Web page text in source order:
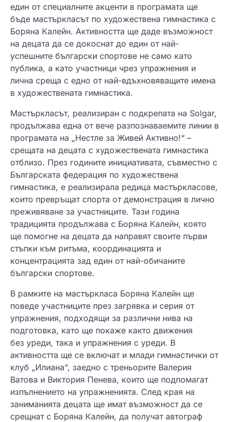
един от специалните акценти в програмата ще
бъде мастъркласът по художествена гимнастика с
Боряна Калейн. Активността ще даде възможност
на децата да се докоснат до един от най-
успешните български спортове не само като
публика, а като участници чрез упражнения и
лична среща с едно от най-вдъхновяващите имена
в художествената гимнастика.
Мастъркласът, реализиран с подкрепата на Solgar,
продължава една от вече разпознаваемите линии в
програмата на „Нестле за Живей Активно!“ –
срещата на децата с художествената гимнастика
отблизо. През годините инициативата, съвместно с
Българската федерация по художествена
гимнастика, е реализирала редица мастъркласове,
които превръщат спорта от демонстрация в лично
преживяване за участниците. Тази година
традицията продължава с Боряна Калейн, която
ще помогне на децата да направят своите първи
стъпки към ритъма, координацията и
концентрацията зад един от най-обичаните
български спортове.
В рамките на мастъркласа Боряна Калейн ще
поведе участниците през загрявка и серия от
упражнения, подходящи за различни нива на
подготовка, като ще покаже както движения
без уреди, така и упражнения с уреди. В
активността ще се включат и млади гимнастички от
клуб „Илиана“, заедно с треньорите Валерия
Ватова и Виктория Пенева, които ще подпомагат
изпълнението на упражненията. След края на
заниманията децата ще имат възможност да се
срещнат с Боряна Калейн, да получат автограф